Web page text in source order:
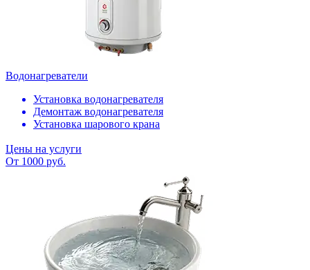
Водонагреватели
Установка водонагревателя
Демонтаж водонагревателя
Установка шарового крана
Цены на услуги
От 1000 руб.